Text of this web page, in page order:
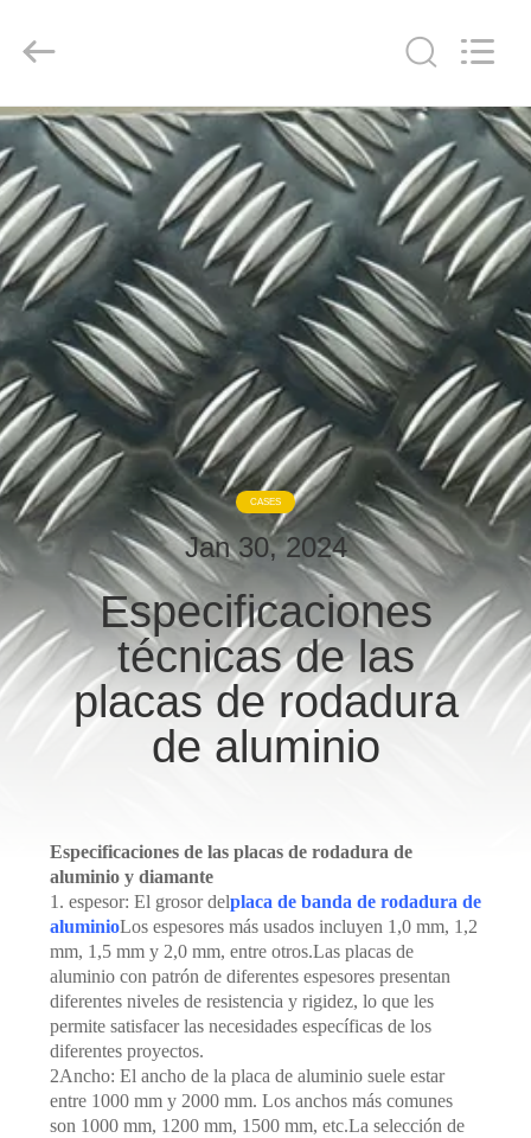
EN
CASA
PRODUCTOS
LOS
VÍDEOS
SOBRE
NOSOTROS
RECORRIDO
POR
LA
FÁBRICA
CONTROL
CONTACTA
CON
NOSOTROS
SOLICITAR
UNA
CITA
STEEL
CO.,LTD.
Reserved.
CASES
Jan 30, 2024
Especificaciones
técnicas de las
placas de rodadura
de aluminio
Especificaciones de las placas de rodadura de
aluminio y diamante
1. espesor: El grosor delplaca de banda de rodadura de
aluminioLos espesores más usados incluyen 1,0 mm, 1,2
mm, 1,5 mm y 2,0 mm, entre otros.Las placas de
aluminio con patrón de diferentes espesores presentan
diferentes niveles de resistencia y rigidez, lo que les
permite satisfacer las necesidades específicas de los
diferentes proyectos.
2Ancho: El ancho de la placa de aluminio suele estar
entre 1000 mm y 2000 mm. Los anchos más comunes
son 1000 mm, 1200 mm, 1500 mm, etc.La selección de